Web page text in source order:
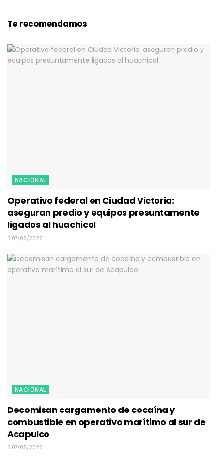
Te recomendamos
NACIONAL
Operativo federal en Ciudad Victoria:
aseguran predio y equipos presuntamente
ligados al huachicol
07/08/2026
NACIONAL
Decomisan cargamento de cocaína y
combustible en operativo marítimo al sur de
Acapulco
07/08/2026